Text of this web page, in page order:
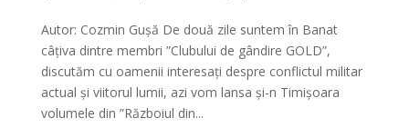
Autor: Cozmin Gușă De două zile suntem în Banat
câțiva dintre membri ”Clubului de gândire GOLD”,
discutăm cu oamenii interesați despre conflictul militar
actual și viitorul lumii, azi vom lansa și-n Timișoara
volumele din ”Războiul din...